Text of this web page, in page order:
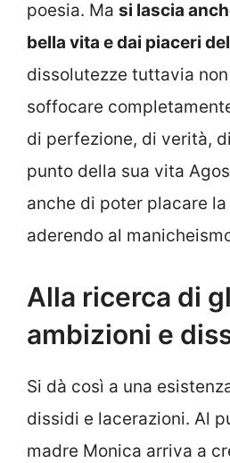
poesia. Ma si lascia
bella vita e dai piaceri
dissolutezze tuttavia
soffocare
di perfezione, di verità,
punto della sua vita
anche di poter placare
aderendo al
Alla ricerca di
ambizioni e
Si dà così a una
dissidi e lacerazioni. Al
madre Monica arriva a